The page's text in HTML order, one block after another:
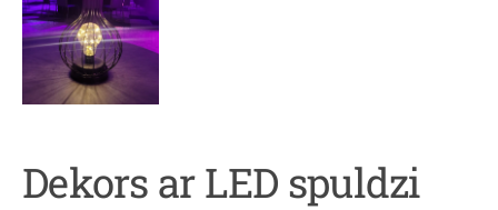
Dekors ar LED spuldzi